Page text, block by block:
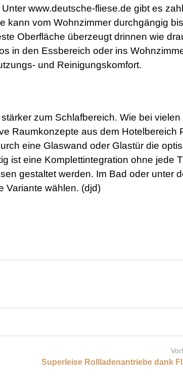
www.deutsche-fliese.de gibt es
kann vom Wohnzimmer durchgängig
Oberfläche überzeugt drinnen wie
in den Essbereich oder ins
und Reinigungskomfort.
zum Schlafbereich. Wie bei vielen
Raumkonzepte aus dem Hotelbereich
eine Glaswand oder Glastür die
ist eine Komplettintegration ohne jede
gestaltet werden. Im Bad oder unter
Variante wählen. (djd)
Superleise Rollladenantriebe dank